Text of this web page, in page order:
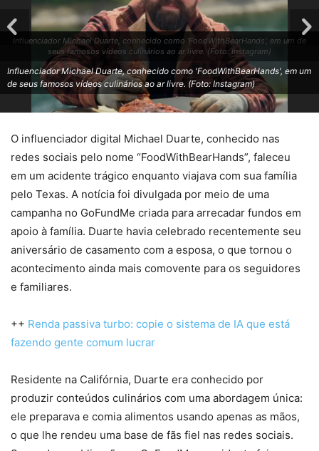
Influenciador Michael Duarte, conhecido como 'FoodWithBearHands', em um de
seus famosos vídeos culinários ao ar livre. (Foto: Instagram)
Influenciador Michael Duarte, conhecido como 'FoodWithBearHands', em um
de seus famosos vídeos culinários ao ar livre. (Foto: Instagram)
O influenciador digital Michael Duarte, conhecido nas
redes sociais pelo nome “FoodWithBearHands”, faleceu
em um acidente trágico enquanto viajava com sua família
pelo Texas. A notícia foi divulgada por meio de uma
campanha no GoFundMe criada para arrecadar fundos em
apoio à família. Duarte havia celebrado recentemente seu
aniversário de casamento com a esposa, o que tornou o
acontecimento ainda mais comovente para os seguidores
e familiares.
++ Renda passiva turbo: copie o sistema de IA que está
fazendo gente comum lucrar
Residente na Califórnia, Duarte era conhecido por
produzir conteúdos culinários com uma abordagem única:
ele preparava e comia alimentos usando apenas as mãos,
o que lhe rendeu uma base de fãs fiel nas redes sociais.